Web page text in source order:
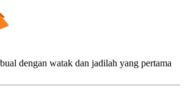
dengan watak dan jadilah yang pertama